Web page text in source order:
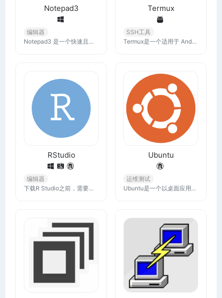
Notepad3
编辑器
Notepad3 是一个快速且轻量级的基于 Scintilla 的文本编辑器，具有语法高亮功能。它的内存占用很小，但功能强大，足以处理大多数编程作业。
Termux
SSH工具
Termux是一个适用于 Android 的终端模拟器，其环境类似于 Linux 环境。 无需Root或设置即可使用。 Termux 会自动进行最小安装 - 使用 APT 包管理器即可获得其他软件包。
RStudio
编辑器
下载R Studio之前，需要先安装R语言。RStudio 集成开发环境 （IDE） 是一组工具，旨在帮助您提高 R 和 Python 的工作效率。
Ubuntu
运维测试
Ubuntu是一个以桌面应用为主的Linux操作系统，中文名：乌班图，该系统是当前或一直以来Linux发行版中最火的一个。Ubuntu系统完全免费，适合用来办公、娱乐，更适合用来开发。